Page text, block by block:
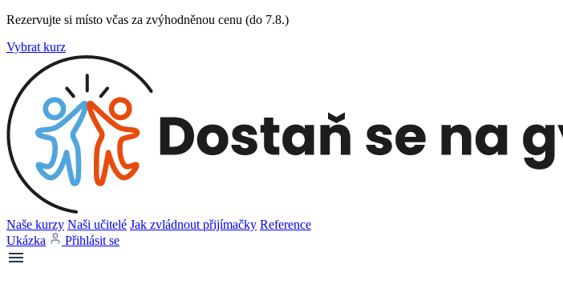
Rezervujte si místo včas za zvýhodněnou cenu (do 7.8.)
Vybrat kurz
Naše kurzy Naši učitelé Jak zvládnout přijímačky Reference
Ukázka
Přihlásit se